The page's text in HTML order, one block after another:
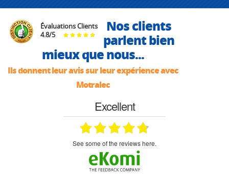
Évaluations Clients
4.8/5
Nos clients
parlent bien
mieux que nous...
Ils donnent leur avis sur leur expérience avec
Motralec
Excellent
see some of the reviews here.